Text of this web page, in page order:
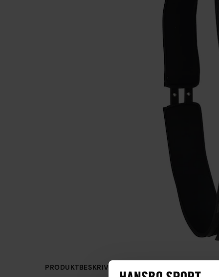
PRODUKTBESKRIVNING